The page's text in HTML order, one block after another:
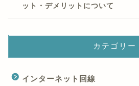
ット・デメリットについて
カテゴリー
インターネット回線